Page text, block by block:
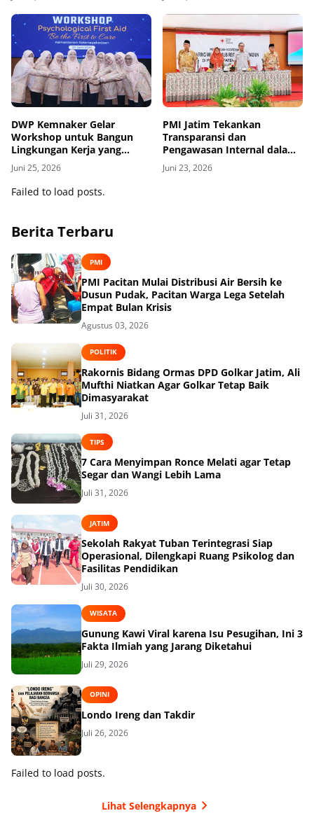
DWP Kemnaker Gelar
Workshop untuk Bangun
Lingkungan Kerja yang
Peduli dan Responsif
Juni 25, 2026
PMI Jatim Tekankan
Transparansi dan
Pengawasan Internal dalam
Pengelolaan UDD
Juni 23, 2026
Failed to load posts.
Berita Terbaru
PMI
PMI Pacitan Mulai Distribusi Air Bersih ke
Dusun Pudak, Pacitan Warga Lega Setelah
Empat Bulan Krisis
Agustus 03, 2026
POLITIK
Rakornis Bidang Ormas DPD Golkar Jatim, Ali
Mufthi Niatkan Agar Golkar Tetap Baik
Dimasyarakat
Juli 31, 2026
TIPS
7 Cara Menyimpan Ronce Melati agar Tetap
Segar dan Wangi Lebih Lama
Juli 31, 2026
JATIM
Sekolah Rakyat Tuban Terintegrasi Siap
Operasional, Dilengkapi Ruang Psikolog dan
Fasilitas Pendidikan
Juli 30, 2026
WISATA
Gunung Kawi Viral karena Isu Pesugihan, Ini 3
Fakta Ilmiah yang Jarang Diketahui
Juli 29, 2026
OPINI
Londo Ireng dan Takdir
Juli 26, 2026
Failed to load posts.
Lihat Selengkapnya